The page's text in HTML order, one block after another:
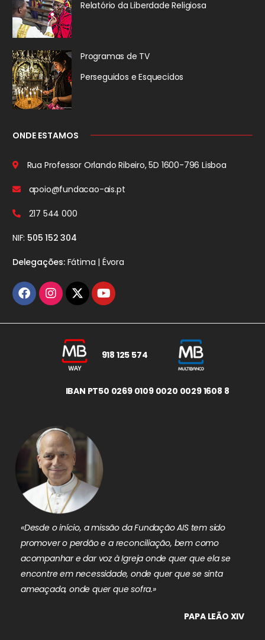
Relatório da Liberdade Religiosa
Programas de TV
Perseguidos e Esquecidos
ONDE ESTAMOS
Rua Professor Orlando Ribeiro, 5D 1600-796 Lisboa
apoio@fundacao-ais.pt
217 544 000
NIF: 505 152 304
Delegações:Fátima | Évora
918 125 574
IBAN PT50 0269 0109 0020 0029 1608 8
«Desde o início, a missão da Fundação AIS tem sido
promover o perdão e a reconciliação, bem como
acompanhar e dar voz à Igreja onde quer que ela se
encontre em necessidade, onde quer que se sinta
ameaçada, onde quer que sofra.»
PAPA LEÃO XIV